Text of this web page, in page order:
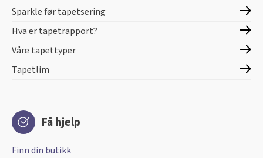
Sparkle før tapetsering
Hva er tapetrapport?
Våre tapettyper
Tapetlim
Få hjelp
Finn din butikk